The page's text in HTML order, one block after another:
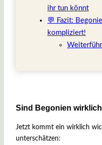
ihr tun könnt
💬 Fazit:
kompliziert!
Sind Begonien
Jetzt kommt ein wirklich
unterschätzen: